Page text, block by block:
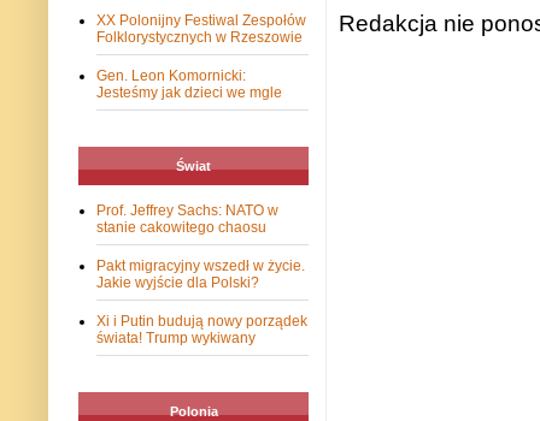
Redakcja nie
XX Polonijny Festiwal Zespołów
Folklorystycznych w Rzeszowie
Gen. Leon Komornicki:
Jesteśmy jak dzieci we mgle
Świat
Prof. Jeffrey Sachs: NATO w
stanie cakowitego chaosu
Pakt migracyjny wszedł w życie.
Jakie wyjście dla Polski?
Xi i Putin budują nowy porządek
świata! Trump wykiwany
Polonia